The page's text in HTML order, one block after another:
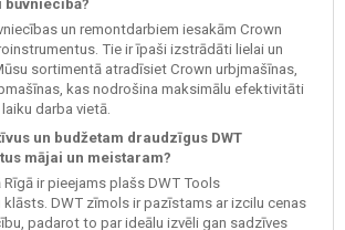
un remontdarbiem iesakām Crown
Tie ir īpaši izstrādāti lielai un
sortimentā atradīsiet Crown urbjmašīnas,
kas nodrošina maksimālu efektivitāti
darba vietā.
un budžetam draudzīgus DWT
mājai un meistaram?
Rīgā ir pieejams plašs DWT Tools
DWT zīmols ir pazīstams ar izcilu cenas
padarot to par ideālu izvēli gan sadzīves